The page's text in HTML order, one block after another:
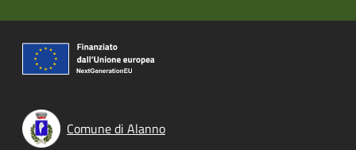
Comune di Alanno